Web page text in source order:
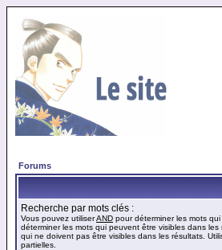
Forums
Recherche par mots clés :
Vous pouvez utiliserAND pour déterminer les mots
déterminer les mots qui peuvent être visibles dans les
qui ne doivent pas être visibles dans les résultats.
partielles.